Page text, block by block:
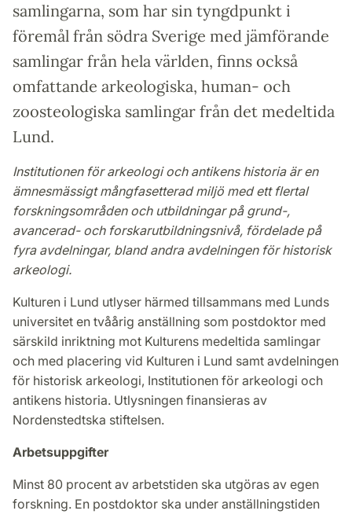
samlingarna, som har sin tyngdpunkt i
föremål från södra Sverige med jämförande
samlingar från hela världen, finns också
omfattande arkeologiska, human- och
zoosteologiska samlingar från det medeltida
Lund.
Institutionen för arkeologi och antikens historia är en
ämnesmässigt mångfasetterad miljö med ett flertal
forskningsområden och utbildningar på grund-,
avancerad- och forskarutbildningsnivå, fördelade på
fyra avdelningar, bland andra avdelningen för historisk
arkeologi.
Kulturen i Lund utlyser härmed tillsammans med Lunds
universitet en tvåårig anställning som postdoktor med
särskild inriktning mot Kulturens medeltida samlingar
och med placering vid Kulturen i Lund samt avdelningen
för historisk arkeologi, Institutionen för arkeologi och
antikens historia. Utlysningen finansieras av
Nordenstedtska stiftelsen.
Arbetsuppgifter
Minst 80 procent av arbetstiden ska utgöras av egen
forskning. En postdoktor ska under anställningstiden